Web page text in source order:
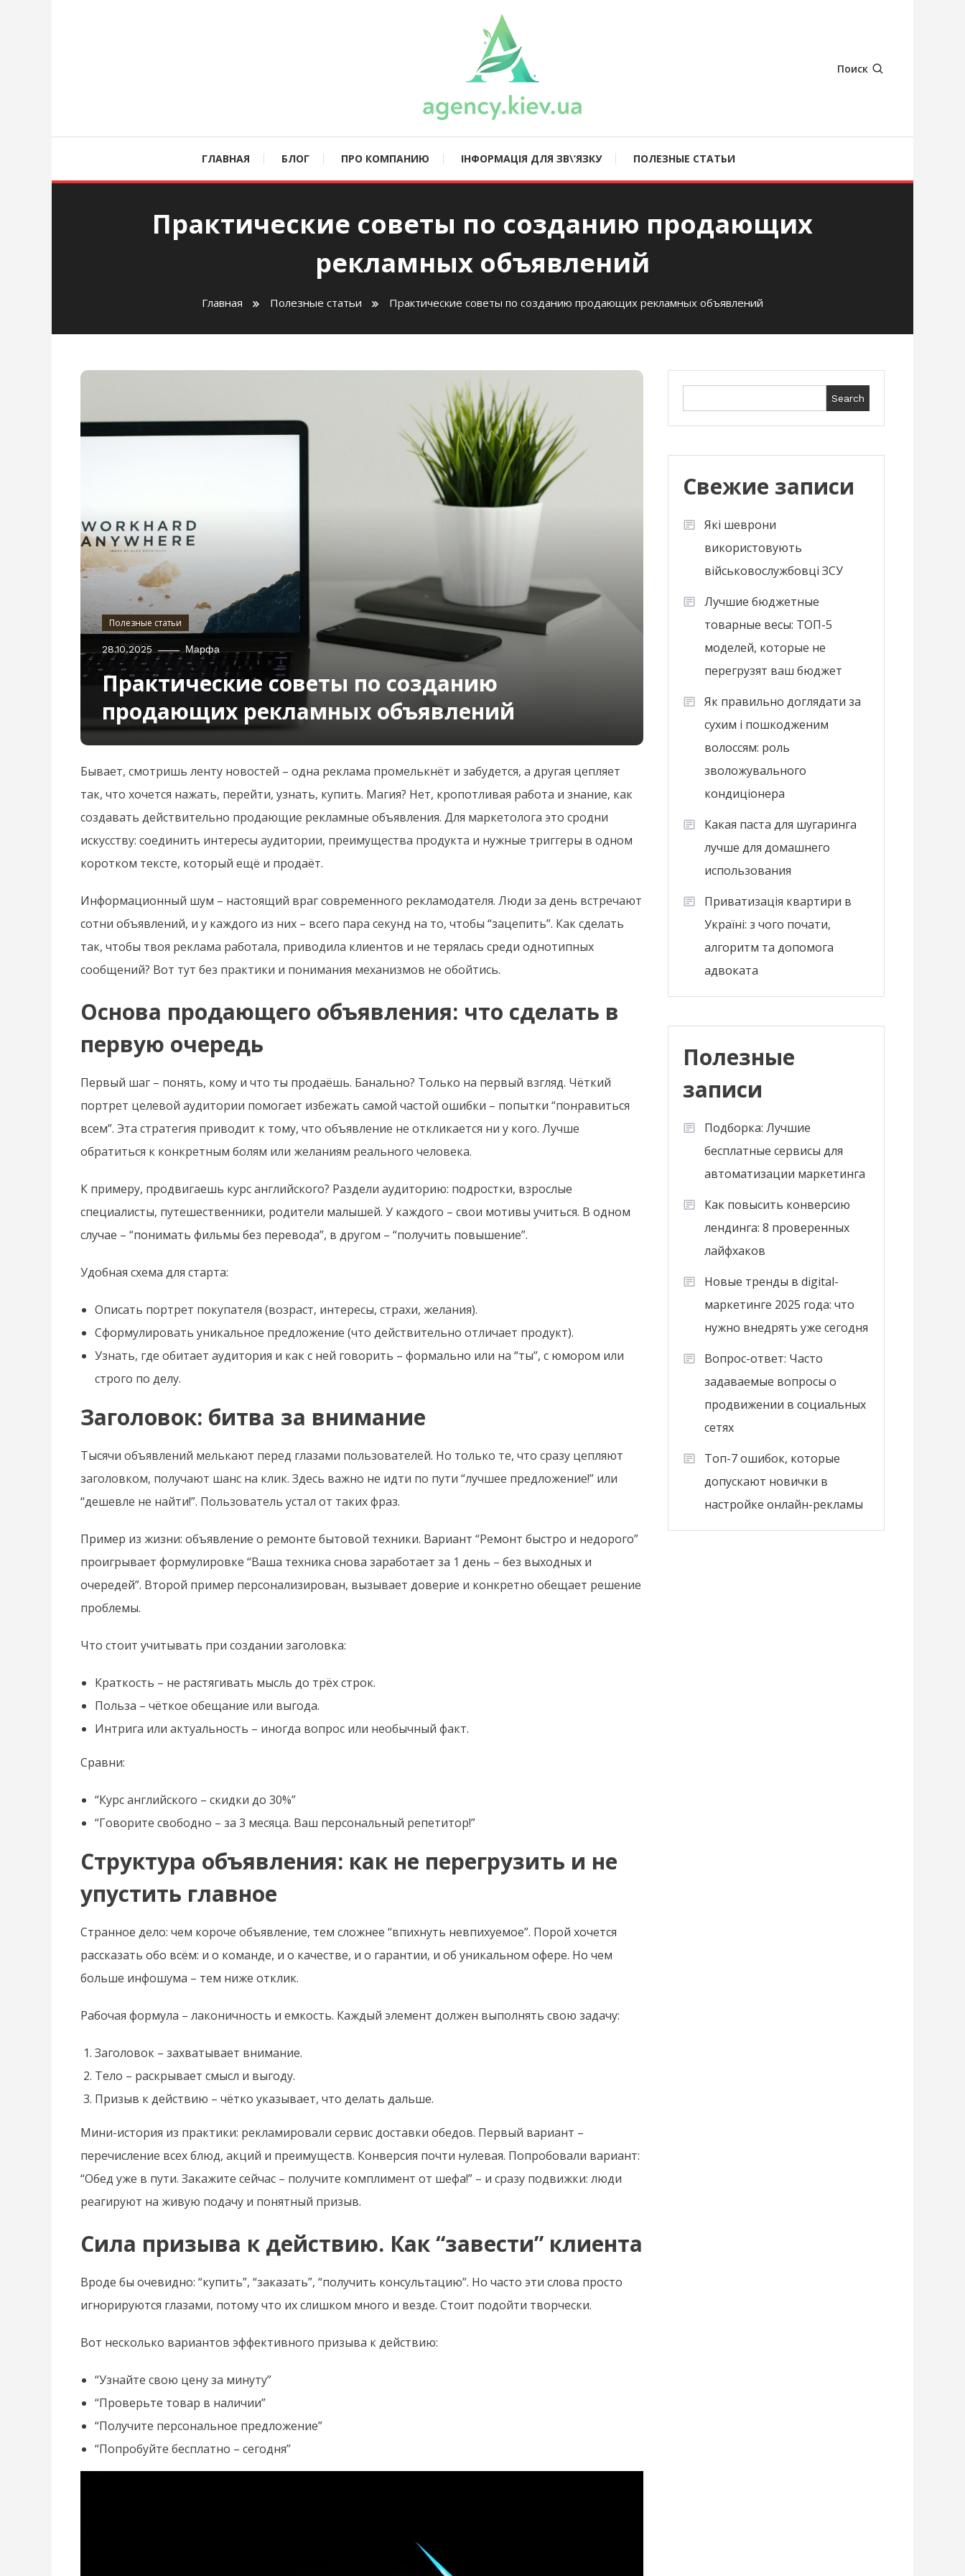
agency.kiev.ua
Поиск
ГЛАВНАЯ БЛОГ ПРО КОМПАНИЮ ІНФОРМАЦІЯ ДЛЯ ЗВ\’ЯЗКУ ПОЛЕЗНЫЕ СТАТЬИ
Практические советы по созданию продающих
рекламных объявлений
Главная Полезные статьи Практические советы по созданию продающих рекламных объявлений
Полезные статьи
28.10.2025 Марфа
Практические советы по созданию
продающих рекламных объявлений
Бывает, смотришь ленту новостей – одна реклама промелькнёт и забудется, а другая цепляет
так, что хочется нажать, перейти, узнать, купить. Магия? Нет, кропотливая работа и знание, как
создавать действительно продающие рекламные объявления. Для маркетолога это сродни
искусству: соединить интересы аудитории, преимущества продукта и нужные триггеры в одном
коротком тексте, который ещё и продаёт.
Информационный шум – настоящий враг современного рекламодателя. Люди за день встречают
сотни объявлений, и у каждого из них – всего пара секунд на то, чтобы “зацепить”. Как сделать
так, чтобы твоя реклама работала, приводила клиентов и не терялась среди однотипных
сообщений? Вот тут без практики и понимания механизмов не обойтись.
Основа продающего объявления: что сделать в
первую очередь
Первый шаг – понять, кому и что ты продаёшь. Банально? Только на первый взгляд. Чёткий
портрет целевой аудитории помогает избежать самой частой ошибки – попытки “понравиться
всем”. Эта стратегия приводит к тому, что объявление не откликается ни у кого. Лучше
обратиться к конкретным болям или желаниям реального человека.
К примеру, продвигаешь курс английского? Раздели аудиторию: подростки, взрослые
специалисты, путешественники, родители малышей. У каждого – свои мотивы учиться. В одном
случае – “понимать фильмы без перевода”, в другом – “получить повышение”.
Удобная схема для старта:
Описать портрет покупателя (возраст, интересы, страхи, желания).
Сформулировать уникальное предложение (что действительно отличает продукт).
Узнать, где обитает аудитория и как с ней говорить – формально или на “ты”, с юмором или
строго по делу.
Заголовок: битва за внимание
Тысячи объявлений мелькают перед глазами пользователей. Но только те, что сразу цепляют
заголовком, получают шанс на клик. Здесь важно не идти по пути “лучшее предложение!” или
“дешевле не найти!”. Пользователь устал от таких фраз.
Пример из жизни: объявление о ремонте бытовой техники. Вариант “Ремонт быстро и недорого”
проигрывает формулировке “Ваша техника снова заработает за 1 день – без выходных и
очередей”. Второй пример персонализирован, вызывает доверие и конкретно обещает решение
проблемы.
Что стоит учитывать при создании заголовка:
Краткость – не растягивать мысль до трёх строк.
Польза – чёткое обещание или выгода.
Интрига или актуальность – иногда вопрос или необычный факт.
Сравни:
“Курс английского – скидки до 30%”
“Говорите свободно – за 3 месяца. Ваш персональный репетитор!”
Структура объявления: как не перегрузить и не
упустить главное
Странное дело: чем короче объявление, тем сложнее “впихнуть невпихуемое”. Порой хочется
рассказать обо всём: и о команде, и о качестве, и о гарантии, и об уникальном офере. Но чем
больше инфошума – тем ниже отклик.
Рабочая формула – лаконичность и емкость. Каждый элемент должен выполнять свою задачу:
Заголовок – захватывает внимание.
Тело – раскрывает смысл и выгоду.
Призыв к действию – чётко указывает, что делать дальше.
Мини-история из практики: рекламировали сервис доставки обедов. Первый вариант –
перечисление всех блюд, акций и преимуществ. Конверсия почти нулевая. Попробовали вариант:
“Обед уже в пути. Закажите сейчас – получите комплимент от шефа!” – и сразу подвижки: люди
реагируют на живую подачу и понятный призыв.
Сила призыва к действию. Как “завести” клиента
Вроде бы очевидно: “купить”, “заказать”, “получить консультацию”. Но часто эти слова просто
игнорируются глазами, потому что их слишком много и везде. Стоит подойти творчески.
Вот несколько вариантов эффективного призыва к действию:
“Узнайте свою цену за минуту”
“Проверьте товар в наличии”
“Получите персональное предложение”
“Попробуйте бесплатно – сегодня”
Search
Свежие записи
Які шеврони
використовують
військовослужбовці ЗСУ
Лучшие бюджетные
товарные весы: ТОП-5
моделей, которые не
перегрузят ваш бюджет
Як правильно доглядати за
сухим і пошкодженим
волоссям: роль
зволожувального
кондиціонера
Какая паста для шугаринга
лучше для домашнего
использования
Приватизація квартири в
Україні: з чого почати,
алгоритм та допомога
адвоката
Полезные
записи
Подборка: Лучшие
бесплатные сервисы для
автоматизации маркетинга
Как повысить конверсию
лендинга: 8 проверенных
лайфхаков
Новые тренды в digital-
маркетинге 2025 года: что
нужно внедрять уже сегодня
Вопрос-ответ: Часто
задаваемые вопросы о
продвижении в социальных
сетях
Топ-7 ошибок, которые
допускают новички в
настройке онлайн-рекламы